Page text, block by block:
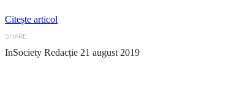
Citește articol
SHARE
InSociety Redacție 21 august 2019